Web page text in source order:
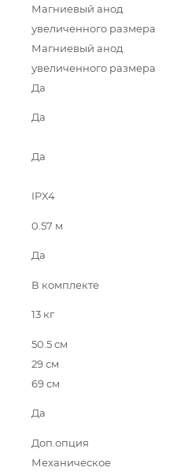
Магниевый анод
увеличенного размера
Магниевый анод
увеличенного размера
Да
Да
Да
IPX4
0.57 м
Да
В комплекте
13 кг
50.5 см
29 см
69 см
Да
Доп.опция
Механическое